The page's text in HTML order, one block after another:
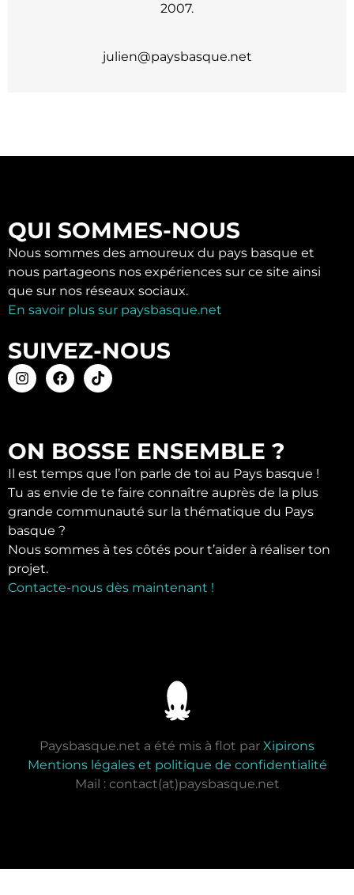
2007.
julien@paysbasque.net
QUI SOMMES-NOUS
Nous sommes des amoureux du pays basque et
nous partageons nos expériences sur ce site ainsi
que sur nos réseaux sociaux.
En savoir plus sur paysbasque.net
SUIVEZ-NOUS
ON BOSSE ENSEMBLE ?
Il est temps que l’on parle de toi au Pays basque !
Tu as envie de te faire connaître auprès de la plus
grande communauté sur la thématique du Pays
basque ?
Nous sommes à tes côtés pour t’aider à réaliser ton
projet.
Contacte-nous dès maintenant !
Paysbasque.net a été mis à flot par Xipirons
Mentions légales et politique de confidentialité
Mail : contact(at)paysbasque.net